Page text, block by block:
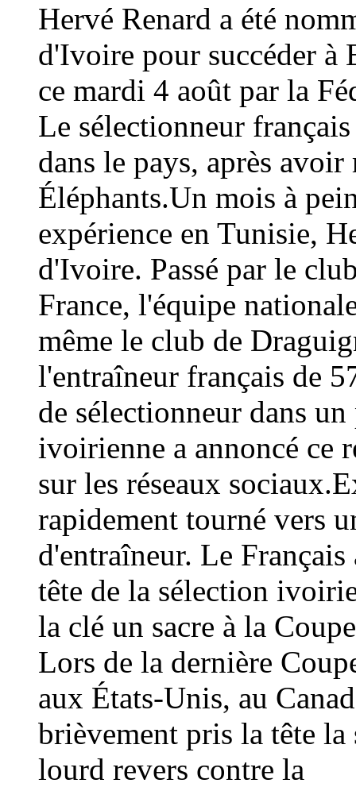
Hervé Renard a été
d'Ivoire pour succéder à
ce mardi 4 août par la
Le sélectionneur
dans le pays, après
Éléphants.Un mois à
expérience en Tunisie,
d'Ivoire. Passé par le
France, l'équipe
même le club de
l'entraîneur français de
de sélectionneur dans
ivoirienne a annoncé ce
sur les réseaux
rapidement tourné vers
d'entraîneur. Le
tête de la sélection
la clé un sacre à la
Lors de la dernière
aux États-Unis, au
brièvement pris la tête
lourd revers contre la